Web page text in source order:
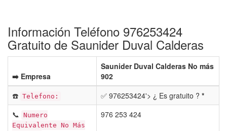
Información Teléfono 976253424
Gratuito de Saunider Duval Calderas
➡️ Empresa
Saunider Duval Calderas No más
902
☎️ Telefono: ✅ 976253424'> ¿ Es gratuito ? *
📞 Numero
Equivalente No Más
976 253 424